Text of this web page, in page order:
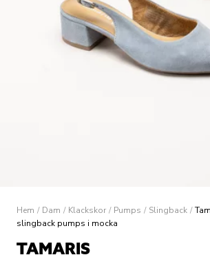
Hem / Dam / Klackskor / Pumps / Slingback /
slingback pumps i mocka
TAMARIS